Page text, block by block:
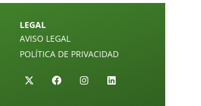
LEGAL
AVISO LEGAL
POLÍTICA DE PRIVACIDAD